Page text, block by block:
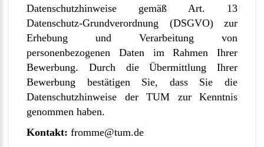
Datenschutzhinweise gemäß Art. 13
Datenschutz-Grundverordnung (DSGVO) zur
Erhebung und Verarbeitung von
personenbezogenen Daten im Rahmen Ihrer
Bewerbung. Durch die Übermittlung Ihrer
Bewerbung bestätigen Sie, dass Sie die
Datenschutzhinweise der TUM zur Kenntnis
genommen haben.
Kontakt: fromme@tum.de